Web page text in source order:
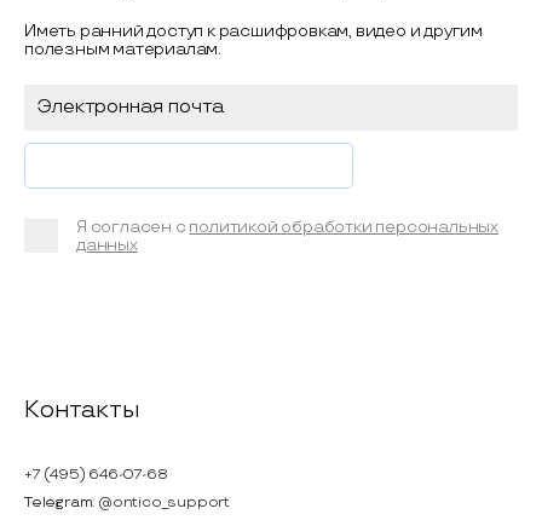
Иметь ранний доступ к расшифровкам, видео и другим
полезным материалам.
Я согласен с политикой обработки персональных
данных
Контакты
+7 (495) 646-07-68
Telegram: @ontico_support